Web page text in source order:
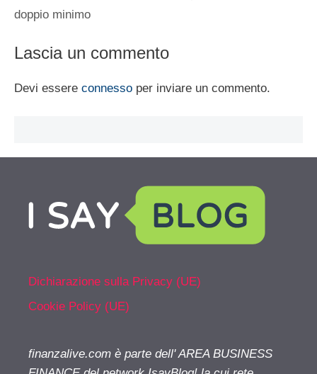
doppio minimo
Lascia un commento
Devi essere connesso per inviare un commento.
Dichiarazione sulla Privacy (UE)
Cookie Policy (UE)
finanzalive.com è parte dell' AREA BUSINESS